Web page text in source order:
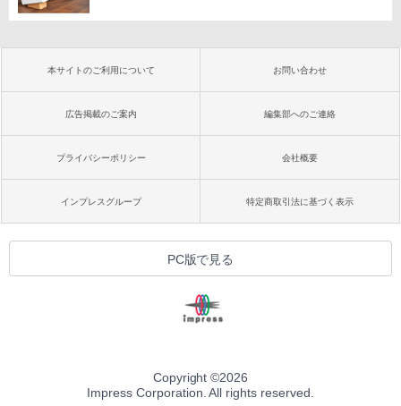
本サイトのご利用について お問い合わせ
広告掲載のご案内 編集部へのご連絡
プライバシーポリシー 会社概要
インプレスグループ 特定商取引法に基づく表示
PC版で見る
Copyright ©2026
Impress Corporation. All rights reserved.